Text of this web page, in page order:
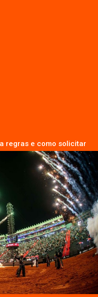
regras e como solicitar